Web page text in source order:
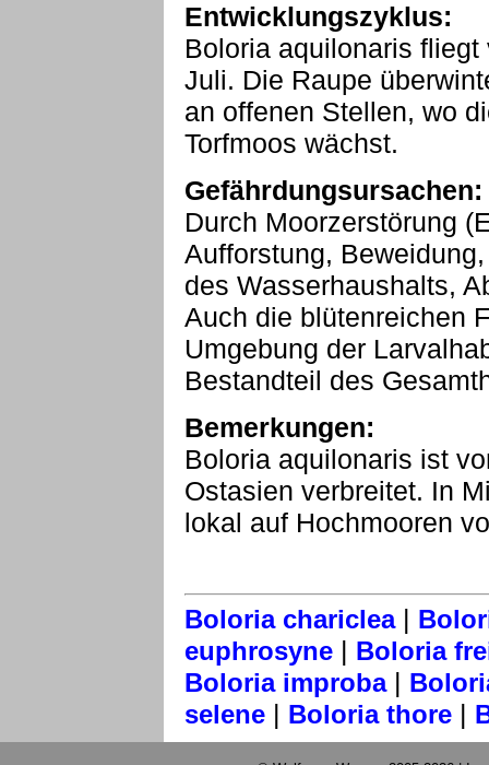
Entwicklungszyklus:
Boloria aquilonaris
Juli. Die Raupe
an offenen Stellen, wo
Torfmoos wächst.
Gefährdungsursachen:
Durch Moorzerstörung
Aufforstung,
des Wasserhaushalts,
Auch die blütenreichen
Umgebung der
Bestandteil des
Bemerkungen:
Boloria aquilonaris ist
Ostasien verbreitet. In
lokal auf Hochmooren
Boloria chariclea|
euphrosyne | Boloria
Boloria improba|
selene | Boloria thore |